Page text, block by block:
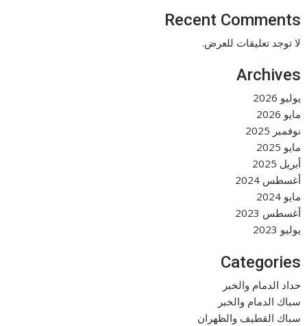
Recent Comments
لا توجد تعليقات للعرض.
Archives
يوليو 2026
مايو 2026
نوفمبر 2025
مايو 2025
أبريل 2025
أغسطس 2024
مايو 2024
أغسطس 2023
يوليو 2023
Categories
حداد الدمام والخبر
سباك الدمام والخبر
سباك القطيف والظهران